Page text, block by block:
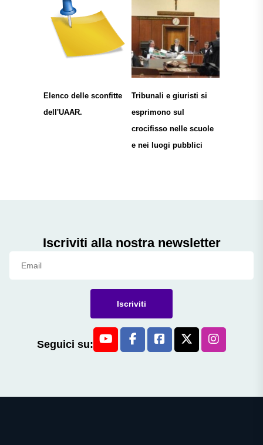
Elenco delle sconfitte
dell'UAAR.
Tribunali e giuristi si
esprimono sul
crocifisso nelle scuole
e nei luogi pubblici
Iscriviti alla nostra newsletter
Iscriviti
Seguici su: